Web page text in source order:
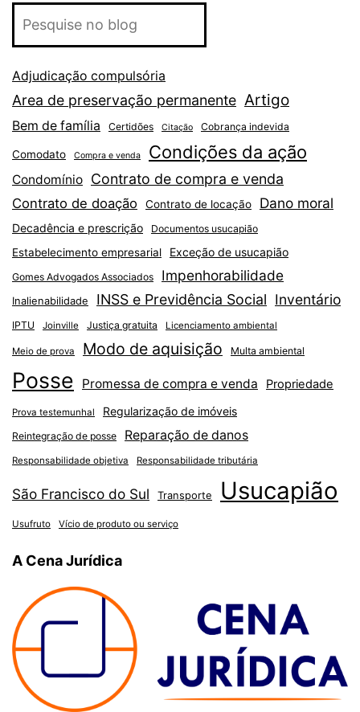
Adjudicação compulsória
Area de preservação permanente Artigo
Bem de família Certidões Citação Cobrança indevida
Comodato Compra e venda Condições da ação
Condomínio Contrato de compra e venda
Contrato de doação Contrato de locação Dano moral
Decadência e prescrição Documentos usucapião
Estabelecimento empresarial Exceção de usucapião
Gomes Advogados Associados Impenhorabilidade
Inalienabilidade INSS e Previdência Social Inventário
IPTU Joinville Justiça gratuita Licenciamento ambiental
Meio de prova Modo de aquisição Multa ambiental
Posse Promessa de compra e venda Propriedade
Prova testemunhal Regularização de imóveis
Reintegração de posse Reparação de danos
Responsabilidade objetiva Responsabilidade tributária
São Francisco do Sul Transporte Usucapião
Usufruto Vício de produto ou serviço
A Cena Jurídica